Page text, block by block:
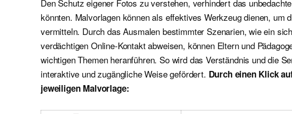
Den Schutz eigener Fotos zu verstehen, verhindert das
könnten. Malvorlagen können als effektives Werkzeug dienen, um
vermitteln. Durch das Ausmalen bestimmter Szenarien, wie ein
verdächtigen Online-Kontakt abweisen, können Eltern und
wichtigen Themen heranführen. So wird das Verständnis und die
interaktive und zugängliche Weise gefördert. Durch einen Klick
jeweiligen Malvorlage: